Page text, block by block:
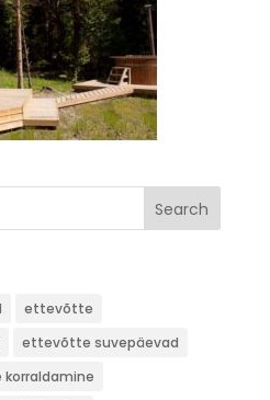
Search
ettevõtte
ettevõtte suvepäevad